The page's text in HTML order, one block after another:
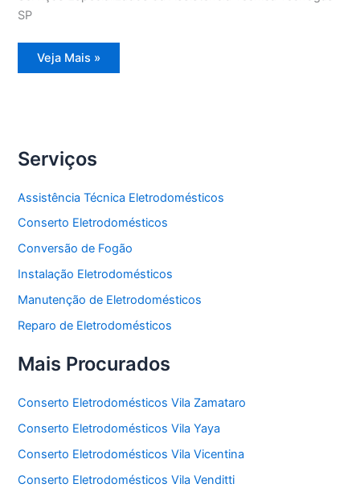
SP
Assistência
Técnica
Veja Mais »
Serviços
Assistência Técnica Eletrodomésticos
Conserto Eletrodomésticos
Conversão de Fogão
Instalação Eletrodomésticos
Manutenção de Eletrodomésticos
Reparo de Eletrodomésticos
Mais Procurados
Conserto Eletrodomésticos Vila Zamataro
Conserto Eletrodomésticos Vila Yaya
Conserto Eletrodomésticos Vila Vicentina
Conserto Eletrodomésticos Vila Venditti